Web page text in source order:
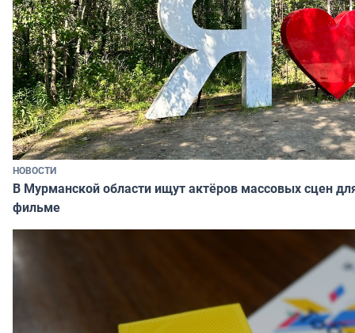
НОВОСТИ
В Мурманской области ищут актёров массовых сцен
фильме